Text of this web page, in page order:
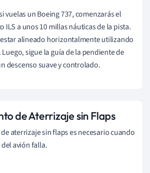
vuelas un Boeing 737, comenzarás el
ILS a unos 10 millas náuticas de la pista.
alineado horizontalmente utilizando
sigue la guía de la pendiente de
descenso suave y controlado.
de Aterrizaje sin Flaps
aterrizaje sin flaps es necesario cuando
avión falla.